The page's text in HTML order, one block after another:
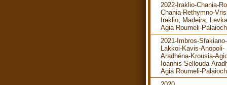
2022-Iraklio-Chania-
Chania-Rethymno-
Iraklio; Madeira;
Agia Roumeli-
2021-Imbros-
Lakkoi-Kavis-Anopoli-
Aradhéna-Krousia-
Ioannis-Sellouda-
Agia Roumeli-